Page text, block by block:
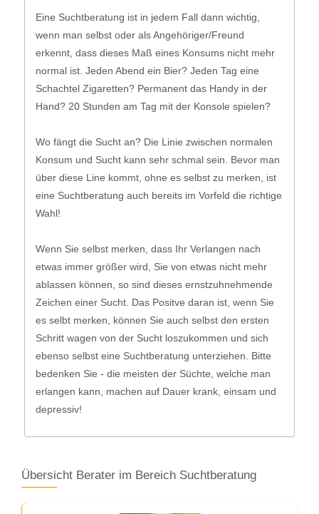
Eine Suchtberatung ist in jedem Fall dann wichtig,
wenn man selbst oder als Angehöriger/Freund
erkennt, dass dieses Maß eines Konsums nicht mehr
normal ist. Jeden Abend ein Bier? Jeden Tag eine
Schachtel Zigaretten? Permanent das Handy in der
Hand? 20 Stunden am Tag mit der Konsole spielen?
Wo fängt die Sucht an? Die Linie zwischen normalen
Konsum und Sucht kann sehr schmal sein. Bevor man
über diese Line kommt, ohne es selbst zu merken, ist
eine Suchtberatung auch bereits im Vorfeld die richtige
Wahl!
Wenn Sie selbst merken, dass Ihr Verlangen nach
etwas immer größer wird, Sie von etwas nicht mehr
ablassen können, so sind dieses ernstzuhnehmende
Zeichen einer Sucht. Das Positve daran ist, wenn Sie
es selbt merken, können Sie auch selbst den ersten
Schritt wagen von der Sucht loszukommen und sich
ebenso selbst eine Suchtberatung unterziehen. Bitte
bedenken Sie - die meisten der Süchte, welche man
erlangen kann, machen auf Dauer krank, einsam und
depressiv!
Übersicht Berater im Bereich Suchtberatung